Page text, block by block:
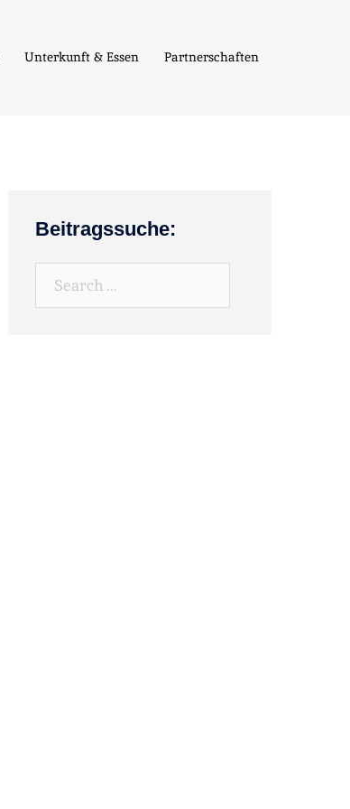
Unterkunft & Essen Partnerschaften
Beitragssuche: